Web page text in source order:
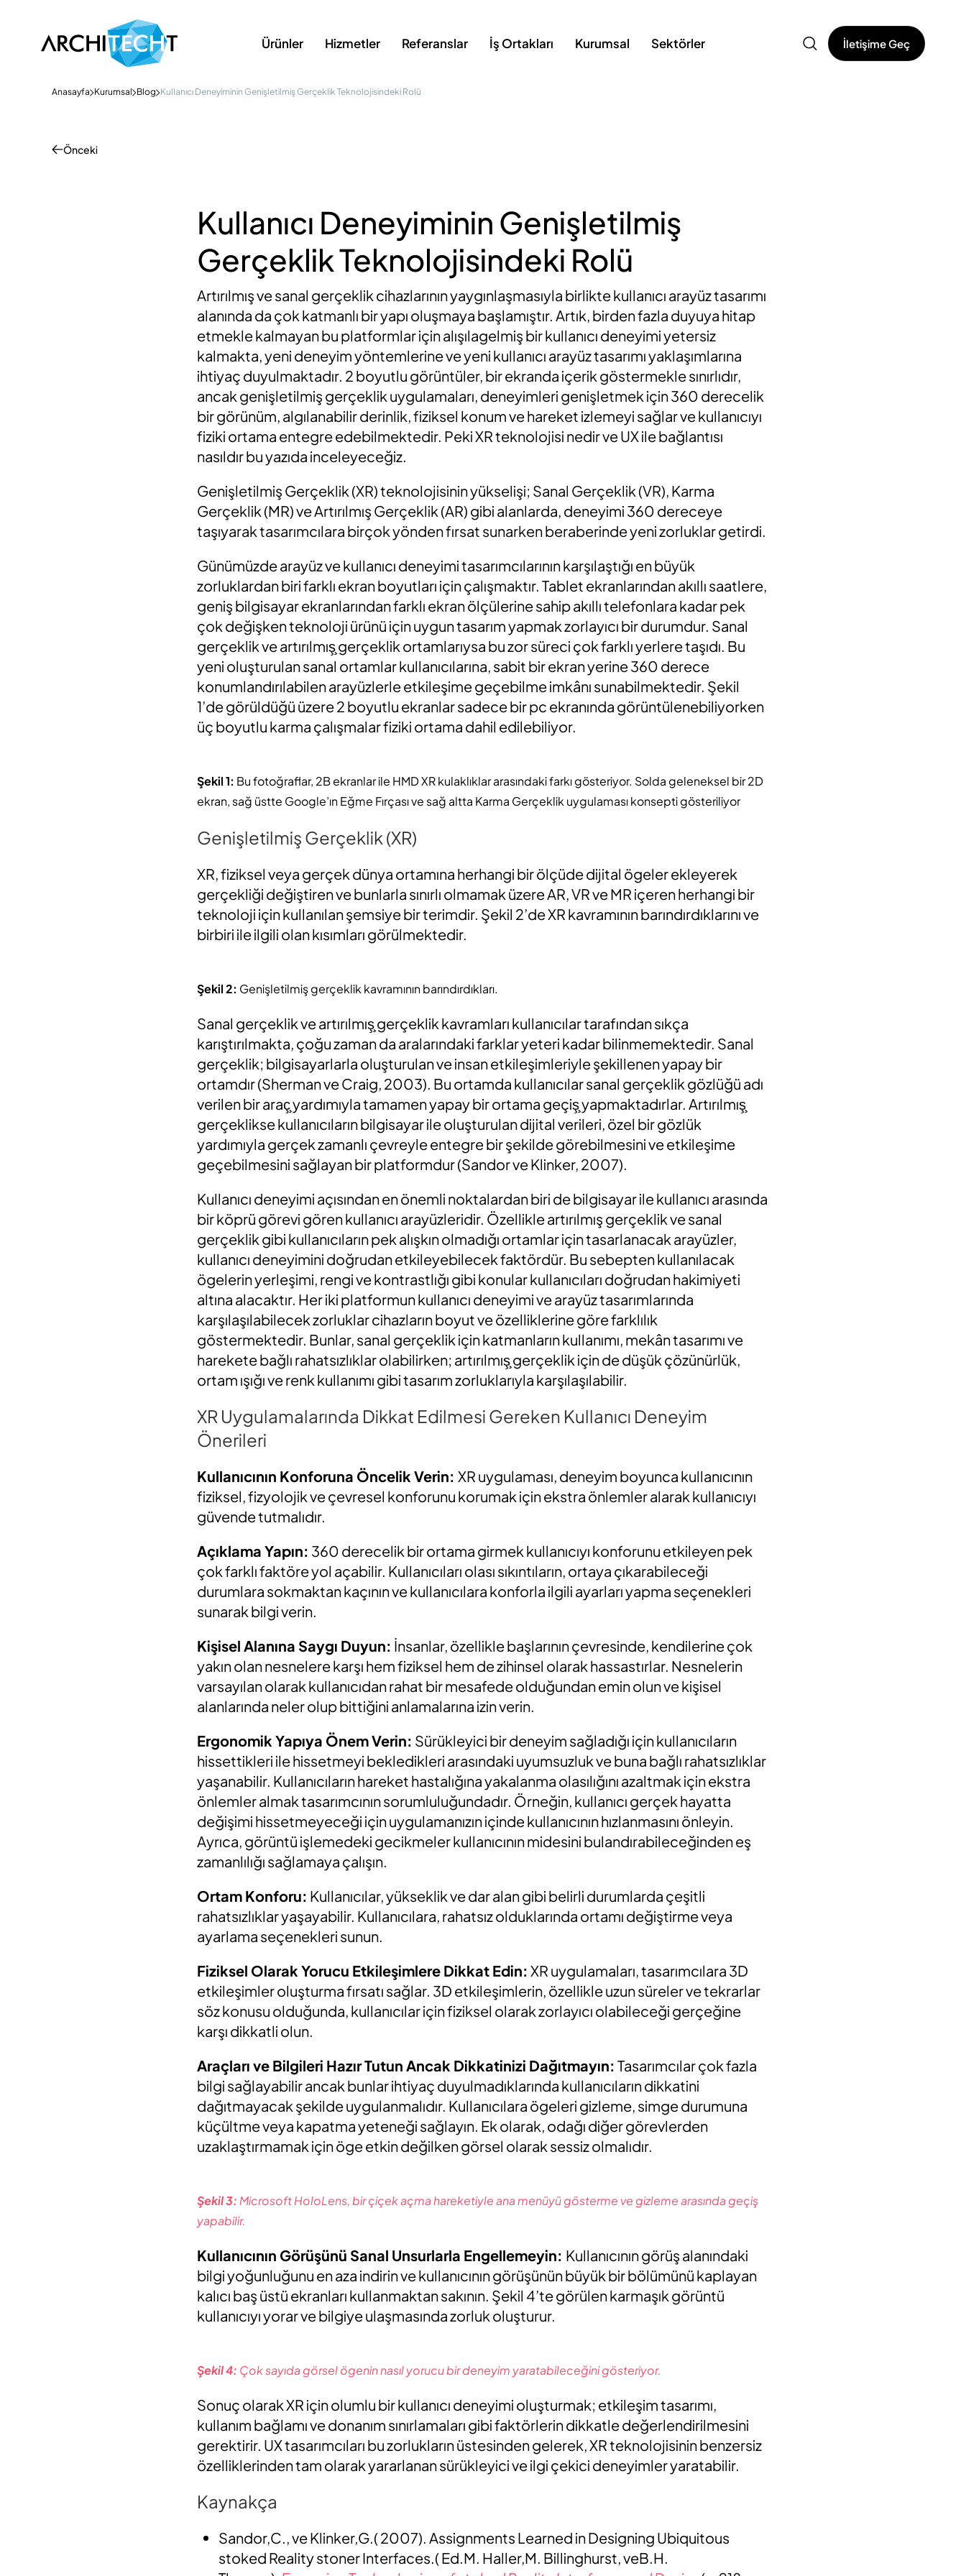
Ürünler Hizmetler Referanslar İş Ortakları Kurumsal Sektörler İletişime Geç
Anasayfa Kurumsal Blog Kullanıcı Deneyiminin Genişletilmiş Gerçeklik Teknolojisindeki Rolü
Önceki
Kullanıcı Deneyiminin Genişletilmiş
Gerçeklik Teknolojisindeki Rolü
Artırılmış ve sanal gerçeklik cihazlarının yaygınlaşmasıyla birlikte kullanıcı arayüz tasarımı
alanında da çok katmanlı bir yapı oluşmaya başlamıştır. Artık, birden fazla duyuya hitap
etmekle kalmayan bu platformlar için alışılagelmiş bir kullanıcı deneyimi yetersiz
kalmakta, yeni deneyim yöntemlerine ve yeni kullanıcı arayüz tasarımı yaklaşımlarına
ihtiyaç duyulmaktadır. 2 boyutlu görüntüler, bir ekranda içerik göstermekle sınırlıdır,
ancak genişletilmiş gerçeklik uygulamaları, deneyimleri genişletmek için 360 derecelik
bir görünüm, algılanabilir derinlik, fiziksel konum ve hareket izlemeyi sağlar ve kullanıcıyı
fiziki ortama entegre edebilmektedir. Peki XR teknolojisi nedir ve UX ile bağlantısı
nasıldır bu yazıda inceleyeceğiz.
Genişletilmiş Gerçeklik (XR) teknolojisinin yükselişi; Sanal Gerçeklik (VR), Karma
Gerçeklik (MR) ve Artırılmış Gerçeklik (AR) gibi alanlarda, deneyimi 360 dereceye
taşıyarak tasarımcılara birçok yönden fırsat sunarken beraberinde yeni zorluklar getirdi.
Günümüzde arayüz ve kullanıcı deneyimi tasarımcılarının karşılaştığı en büyük
zorluklardan biri farklı ekran boyutları için çalışmaktır. Tablet ekranlarından akıllı saatlere,
geniş bilgisayar ekranlarından farklı ekran ölçülerine sahip akıllı telefonlara kadar pek
çok değişken teknoloji ürünü için uygun tasarım yapmak zorlayıcı bir durumdur. Sanal
gerçeklik ve artırılmış̧ gerçeklik ortamlarıysa bu zor süreci çok farklı yerlere taşıdı. Bu
yeni oluşturulan sanal ortamlar kullanıcılarına, sabit bir ekran yerine 360 derece
konumlandırılabilen arayüzlerle etkileşime geçebilme imkânı sunabilmektedir. Şekil
1’de görüldüğü üzere 2 boyutlu ekranlar sadece bir pc ekranında görüntülenebiliyorken
üç boyutlu karma çalışmalar fiziki ortama dahil edilebiliyor.
Şekil 1: Bu fotoğraflar, 2B ekranlar ile HMD XR kulaklıklar arasındaki farkı gösteriyor. Solda geleneksel bir 2D
ekran, sağ üstte Google’ın Eğme Fırçası ve sağ altta Karma Gerçeklik uygulaması konsepti gösteriliyor
Genişletilmiş Gerçeklik (XR)
XR, fiziksel veya gerçek dünya ortamına herhangi bir ölçüde dijital ögeler ekleyerek
gerçekliği değiştiren ve bunlarla sınırlı olmamak üzere AR, VR ve MR içeren herhangi bir
teknoloji için kullanılan şemsiye bir terimdir. Şekil 2’de XR kavramının barındırdıklarını ve
birbiri ile ilgili olan kısımları görülmektedir.
Şekil 2: Genişletilmiş gerçeklik kavramının barındırdıkları.
Sanal gerçeklik ve artırılmış̧ gerçeklik kavramları kullanıcılar tarafından sıkça
karıştırılmakta, çoğu zaman da aralarındaki farklar yeteri kadar bilinmemektedir. Sanal
gerçeklik; bilgisayarlarla oluşturulan ve insan etkileşimleriyle şekillenen yapay bir
ortamdır (Sherman ve Craig, 2003). Bu ortamda kullanıcılar sanal gerçeklik gözlüğü adı
verilen bir araç̧ yardımıyla tamamen yapay bir ortama geçiş̧ yapmaktadırlar. Artırılmış̧
gerçeklikse kullanıcıların bilgisayar ile oluşturulan dijital verileri, özel bir gözlük
yardımıyla gerçek zamanlı çevreyle entegre bir şekilde görebilmesini ve etkileşime
geçebilmesini sağlayan bir platformdur (Sandor ve Klinker, 2007).
Kullanıcı deneyimi açısından en önemli noktalardan biri de bilgisayar ile kullanıcı arasında
bir köprü görevi gören kullanıcı arayüzleridir. Özellikle artırılmış gerçeklik ve sanal
gerçeklik gibi kullanıcıların pek alışkın olmadığı ortamlar için tasarlanacak arayüzler,
kullanıcı deneyimini doğrudan etkileyebilecek faktördür. Bu sebepten kullanılacak
ögelerin yerleşimi, rengi ve kontrastlığı gibi konular kullanıcıları doğrudan hakimiyeti
altına alacaktır. Her iki platformun kullanıcı deneyimi ve arayüz tasarımlarında
karşılaşılabilecek zorluklar cihazların boyut ve özelliklerine göre farklılık
göstermektedir. Bunlar, sanal gerçeklik için katmanların kullanımı, mekân tasarımı ve
harekete bağlı rahatsızlıklar olabilirken; artırılmış̧ gerçeklik için de düşük çözünürlük,
ortam ışığı ve renk kullanımı gibi tasarım zorluklarıyla karşılaşılabilir.
XR Uygulamalarında Dikkat Edilmesi Gereken Kullanıcı Deneyim
Önerileri
Kullanıcının Konforuna Öncelik Verin:XR uygulaması, deneyim boyunca kullanıcının
fiziksel, fizyolojik ve çevresel konforunu korumak için ekstra önlemler alarak kullanıcıyı
güvende tutmalıdır.
Açıklama Yapın: 360 derecelik bir ortama girmek kullanıcıyı konforunu etkileyen pek
çok farklı faktöre yol açabilir. Kullanıcıları olası sıkıntıların, ortaya çıkarabileceği
durumlara sokmaktan kaçının ve kullanıcılara konforla ilgili ayarları yapma seçenekleri
sunarak bilgi verin.
Kişisel Alanına Saygı Duyun: İnsanlar, özellikle başlarının çevresinde, kendilerine çok
yakın olan nesnelere karşı hem fiziksel hem de zihinsel olarak hassastırlar. Nesnelerin
varsayılan olarak kullanıcıdan rahat bir mesafede olduğundan emin olun ve kişisel
alanlarında neler olup bittiğini anlamalarına izin verin.
Ergonomik Yapıya Önem Verin: Sürükleyici bir deneyim sağladığı için kullanıcıların
hissettikleri ile hissetmeyi bekledikleri arasındaki uyumsuzluk ve buna bağlı rahatsızlıklar
yaşanabilir. Kullanıcıların hareket hastalığına yakalanma olasılığını azaltmak için ekstra
önlemler almak tasarımcının sorumluluğundadır. Örneğin, kullanıcı gerçek hayatta
değişimi hissetmeyeceği için uygulamanızın içinde kullanıcının hızlanmasını önleyin.
Ayrıca, görüntü işlemedeki gecikmeler kullanıcının midesini bulandırabileceğinden eş
zamanlılığı sağlamaya çalışın.
Ortam Konforu: Kullanıcılar, yükseklik ve dar alan gibi belirli durumlarda çeşitli
rahatsızlıklar yaşayabilir. Kullanıcılara, rahatsız olduklarında ortamı değiştirme veya
ayarlama seçenekleri sunun.
Fiziksel Olarak Yorucu Etkileşimlere Dikkat Edin: XR uygulamaları, tasarımcılara 3D
etkileşimler oluşturma fırsatı sağlar. 3D etkileşimlerin, özellikle uzun süreler ve tekrarlar
söz konusu olduğunda, kullanıcılar için fiziksel olarak zorlayıcı olabileceği gerçeğine
karşı dikkatli olun.
Araçları ve Bilgileri Hazır Tutun Ancak Dikkatinizi Dağıtmayın: Tasarımcılar çok fazla
bilgi sağlayabilir ancak bunlar ihtiyaç duyulmadıklarında kullanıcıların dikkatini
dağıtmayacak şekilde uygulanmalıdır. Kullanıcılara ögeleri gizleme, simge durumuna
küçültme veya kapatma yeteneği sağlayın. Ek olarak, odağı diğer görevlerden
uzaklaştırmamak için öge etkin değilken görsel olarak sessiz olmalıdır.
Şekil 3: Microsoft HoloLens, bir çiçek açma hareketiyle ana menüyü gösterme ve gizleme arasında geçiş
yapabilir.
Kullanıcının Görüşünü Sanal Unsurlarla Engellemeyin: Kullanıcının görüş alanındaki
bilgi yoğunluğunu en aza indirin ve kullanıcının görüşünün büyük bir bölümünü kaplayan
kalıcı baş üstü ekranları kullanmaktan sakının. Şekil 4’te görülen karmaşık görüntü
kullanıcıyı yorar ve bilgiye ulaşmasında zorluk oluşturur.
Şekil 4: Çok sayıda görsel ögenin nasıl yorucu bir deneyim yaratabileceğini gösteriyor.
Sonuç olarak XR için olumlu bir kullanıcı deneyimi oluşturmak; etkileşim tasarımı,
kullanım bağlamı ve donanım sınırlamaları gibi faktörlerin dikkatle değerlendirilmesini
gerektirir. UX tasarımcıları bu zorlukların üstesinden gelerek, XR teknolojisinin benzersiz
özelliklerinden tam olarak yararlanan sürükleyici ve ilgi çekici deneyimler yaratabilir.
Kaynakça
Sandor,C., ve Klinker,G.( 2007). Assignments Learned in Designing Ubiquitous
stoked Reality stoner Interfaces.( Ed.M. Haller,M. Billinghurst, veB.H.